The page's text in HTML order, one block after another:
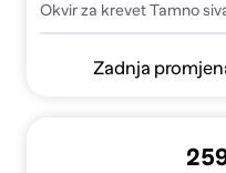
Okvir za krevet Tamno
Zadnja